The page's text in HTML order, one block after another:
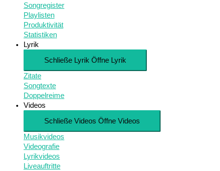
Songregister
Playlisten
Produktivität
Statistiken
Lyrik
Schließe Lyrik Öffne Lyrik
Zitate
Songtexte
Doppelreime
Videos
Schließe Videos Öffne Videos
Musikvideos
Videografie
Lyrikvideos
Liveauftritte